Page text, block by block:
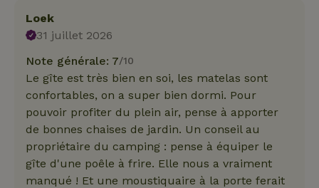
Loek
31 juillet 2026
Note générale: 7/10
Le gîte est très bien en soi, les matelas sont
confortables, on a super bien dormi. Pour
pouvoir profiter du plein air, pense à apporter
de bonnes chaises de jardin. Un conseil au
propriétaire du camping : pense à équiper le
gîte d'une poêle à frire. Elle nous a vraiment
manqué ! Et une moustiquaire à la porte ferait